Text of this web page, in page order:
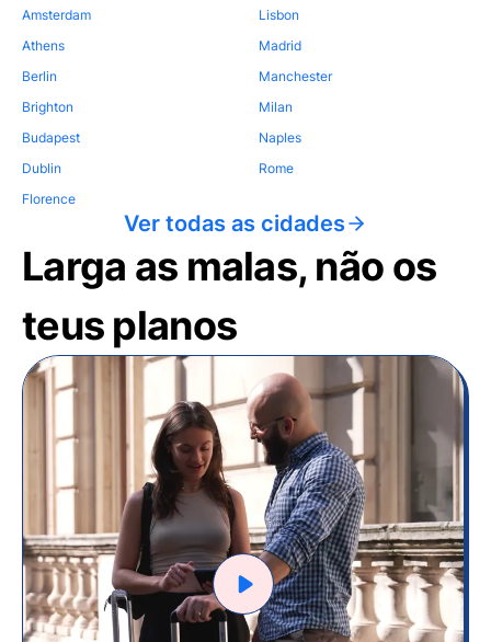
Amsterdam
Athens
Berlin
Brighton
Budapest
Dublin
Florence
Lisbon
Madrid
Manchester
Milan
Naples
Rome
Ver todas as cidades
Larga as malas, não os
teus planos